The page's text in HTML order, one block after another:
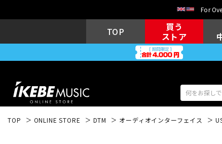
For
TOP
買う
ストア
TOP ONLINE STORE DTM オーディオインターフェイス